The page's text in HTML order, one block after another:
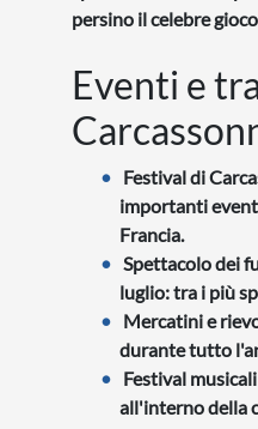
persino il celebre
Eventi e
Festival di
importanti
Francia.
Spettacolo dei
luglio: tra i più
Mercatini e
durante tutto
Festival
all'interno della